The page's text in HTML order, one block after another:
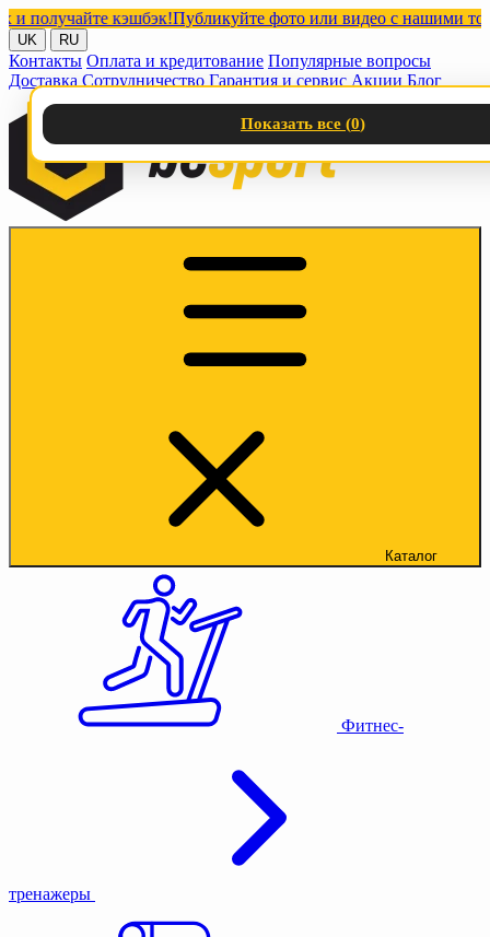
кэшбэк!Публикуйте фото или видео с нашими
UK RU
Контакты Оплата и кредитование Популярные вопросы
Доставка Сотрудничество Гарантия и сервис Акции Блог
Каталог
Фитнес-
тренажеры
Показать все (0)